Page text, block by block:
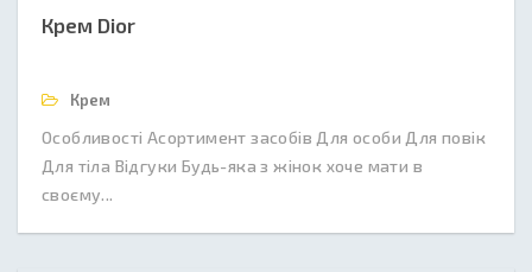
Крем Dior
Крем
Особливості Асортимент засобів Для особи Для повік
Для тіла Відгуки Будь-яка з жінок хоче мати в
своєму...